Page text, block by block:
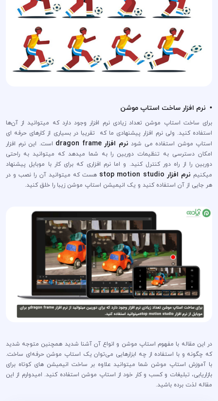
• نرم افزار ساخت استاپ موشن
برای ساخت استاپ موشن تعداد زیادی نرم افزار وجود دارد که میتوانید از آن‌ها
استفاده کنید. ولی نرم افزار پیشنهادی ما که تقریبا در بسیاری از کارهای حرفه ای
استاپ موشن استفاده می شود نرم افزار dragon frame
است. این نرم افزار
امکان دسترسی به تنظیمات دوربین را به شما میدهد که میتوانید به راحتی
دوربین را از راه دور کنترل کنید. و اما نرم افزاری که برای کار با موبایل پیشنهاد
میکنیم نرم افزار stop motion studio
هست که میتوانید آن را نصب و در
هر جایی از آن استفاده کنید و یک انیمیشن استاپ موشن زیبا را خلق کنید.
در این مقاله با مفهوم استاپ موشن و انواع آن آشنا شدید همچنین متوجه شدید
که چگونه و با استفاده از چه ابزارهایی می‌توان یک استاپ موشن حرفه‌ای ساخت.
با آموزش استاپ موشن شما میتوانید علاوه بر ساخت انیمیشن های کوتاه برای
بازاریابی، تبلیغات و کسب و کار خود از استاپ موشن استفاده کنید. امیدوارم از این
مقاله لذت برده باشید.